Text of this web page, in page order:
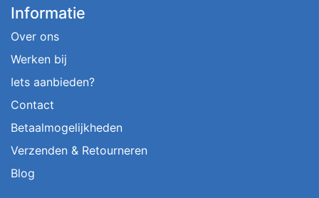
Informatie
Over ons
Werken bij
Iets aanbieden?
Contact
Betaalmogelijkheden
Verzenden & Retourneren
Blog